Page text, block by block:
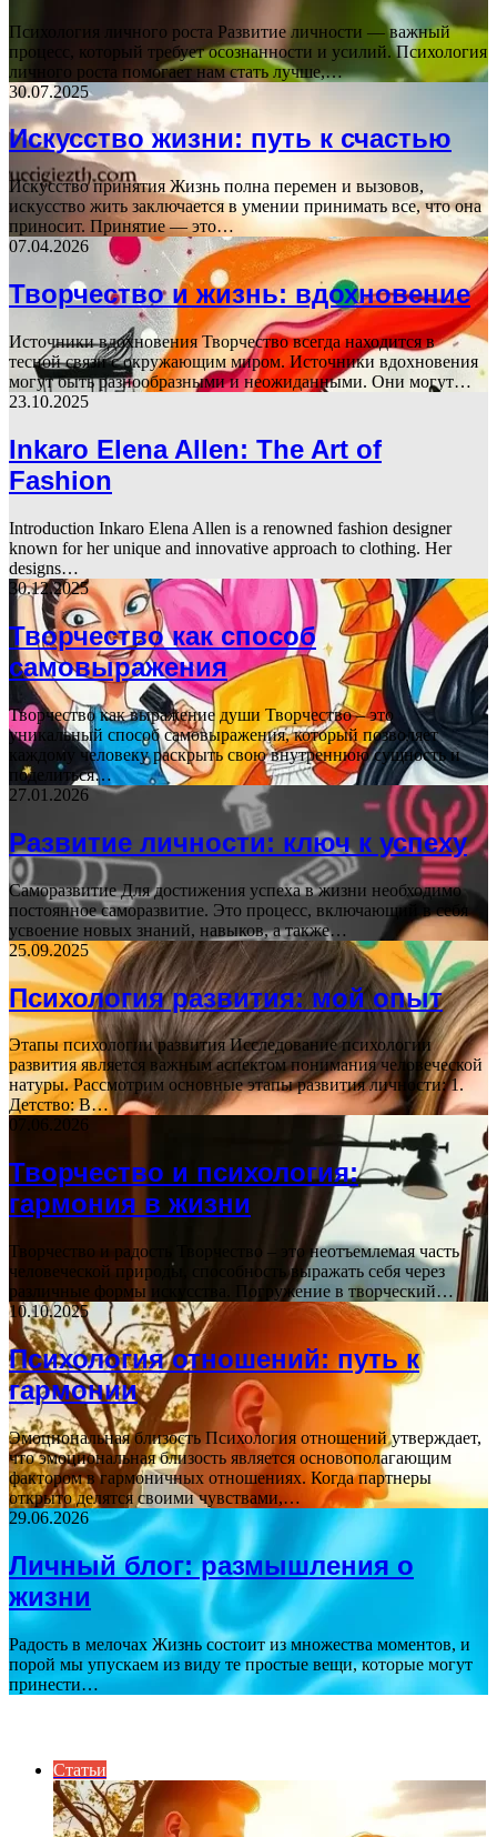
Психология личного роста Развитие личности — важный
процесс, который требует осознанности и усилий. Психология
личного роста помогает нам стать лучше,…
30.07.2025
Искусство жизни: путь к счастью
Искусство принятия Жизнь полна перемен и вызовов,
искусство жить заключается в умении принимать все, что она
приносит. Принятие — это…
07.04.2026
Творчество и жизнь: вдохновение
Источники вдохновения Творчество всегда находится в
тесной связи с окружающим миром. Источники вдохновения
могут быть разнообразными и неожиданными. Они могут…
23.10.2025
Inkaro Elena Allen: The Art of
Fashion
Introduction Inkaro Elena Allen is a renowned fashion designer
known for her unique and innovative approach to clothing. Her
designs…
30.12.2025
Творчество как способ
самовыражения
Творчество как выражение души Творчество – это
уникальный способ самовыражения, который позволяет
каждому человеку раскрыть свою внутреннюю сущность и
поделиться…
27.01.2026
Развитие личности: ключ к успеху
Саморазвитие Для достижения успеха в жизни необходимо
постоянное саморазвитие. Это процесс, включающий в себя
усвоение новых знаний, навыков, а также…
25.09.2025
Психология развития: мой опыт
Этапы психологии развития Исследование психологии
развития является важным аспектом понимания человеческой
натуры. Рассмотрим основные этапы развития личности: 1.
Детство: В…
07.06.2026
Творчество и психология:
гармония в жизни
Творчество и радость Творчество – это неотъемлемая часть
человеческой природы, способность выражать себя через
различные формы искусства. Погружение в творческий…
10.10.2025
Психология отношений: путь к
гармонии
Эмоциональная близость Психология отношений утверждает,
что эмоциональная близость является основополагающим
фактором в гармоничных отношениях. Когда партнеры
открыто делятся своими чувствами,…
29.06.2026
Личный блог: размышления о
жизни
Радость в мелочах Жизнь состоит из множества моментов, и
порой мы упускаем из виду те простые вещи, которые могут
принести…
Статьи